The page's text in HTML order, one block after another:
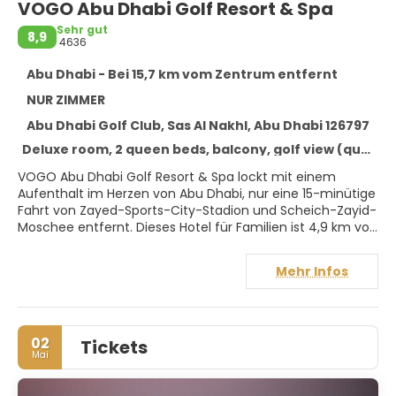
VOGO Abu Dhabi Golf Resort & Spa
8,9
Sehr gut
4636
Abu Dhabi - Bei 15,7 km vom Zentrum entfernt
NUR ZIMMER
Abu Dhabi Golf Club, Sas Al Nakhl, Abu Dhabi 126797
Deluxe room, 2 queen beds, balcony, golf view (queenbed)
VOGO Abu Dhabi Golf Resort & Spa lockt mit einem
Aufenthalt im Herzen von Abu Dhabi, nur eine 15-minütige
Fahrt von Zayed-Sports-City-Stadion und Scheich-Zayid-
Moschee entfernt. Dieses Hotel für Familien ist 4,9 km von
Gönn dir einen Besuch des Wellnessbereichs, der
Massagen und Gesichtsbehandlungen bietet. Wenn du
eine Pause vom Golfspielen machen möchtest, stehen 2
Außenpools zur Verfügung. Dieses Hotel bietet auch
kostenloses WLAN, ein Concierge-Service und ein
Hochzeitsservice.
Mehr Infos
02
Mai Tickets